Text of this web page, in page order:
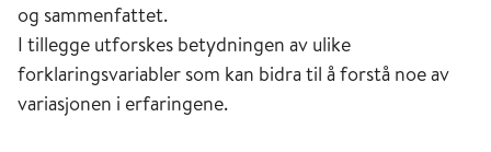
og sammenfattet.
I tillegge utforskes betydningen av ulike
forklaringsvariabler som kan bidra til å forstå noe av
variasjonen i erfaringene.